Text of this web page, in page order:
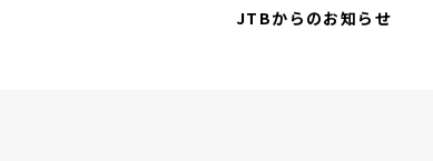
JTBからのお知らせ